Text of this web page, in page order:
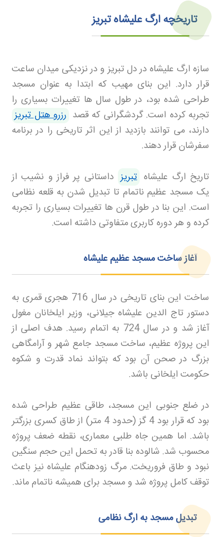
تاریخچه ارگ علیشاه تبریز
سازه ارگ علیشاه در دل تبریز و در نزدیکی میدان ساعت
قرار دارد. این بنای مهیب که ابتدا به عنوان مسجد
طراحی شده بود، در طول سال ها تغییرات بسیاری را
تجربه کرده است. گردشگرانی که قصد رزرو هتل تبریز
دارند، می توانند بازدید از این اثر تاریخی را در برنامه
سفرشان قرار دهند.
تاریخ ارگ علیشاه تبریز داستانی پر فراز و نشیب از
یک مسجد عظیم ناتمام تا تبدیل شدن به قلعه نظامی
است. این بنا در طول قرن ها تغییرات بسیاری را تجربه
کرده و هر دوره کاربری متفاوتی داشته است.
آغاز ساخت مسجد عظیم علیشاه
ساخت این بنای تاریخی در سال 716 هجری قمری به
دستور تاج الدین علیشاه جیلانی، وزیر ایلخانان مغول
آغاز شد و در سال 724 به اتمام رسید. هدف اصلی از
این پروژه عظیم، ساخت مسجد جامع شهر و آرامگاهی
بزرگ در صحن آن بود که بتواند نماد قدرت و شکوه
حکومت ایلخانی باشد.
در ضلع جنوبی این مسجد، طاقی عظیم طراحی شده
بود که قرار بود 4 گز (حدود 4 متر) از طاق کسری بزرگتر
باشد. اما همین جاه طلبی معماری، نقطه ضعف پروژه
محسوب شد. شالوده بنا قادر به تحمل این حجم سنگین
نبود و طاق فروریخت. مرگ زودهنگام علیشاه نیز باعث
توقف کامل پروژه شد و مسجد برای همیشه ناتمام ماند.
تبدیل مسجد به ارگ نظامی